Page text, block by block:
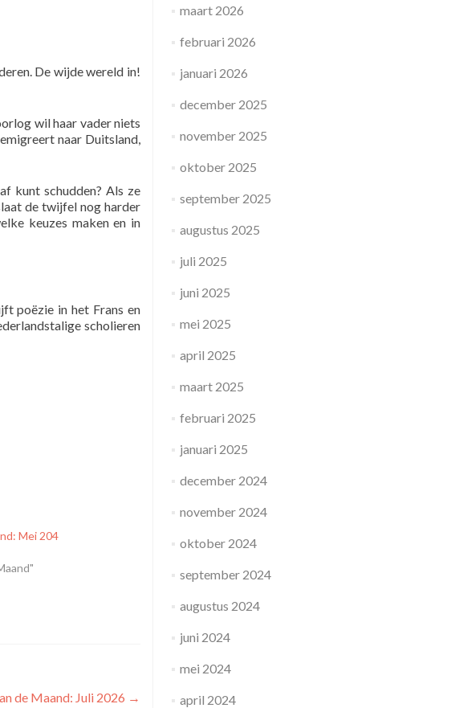
De wijde wereld in!
wil haar vader niets
naar Duitsland,
kunt schudden? Als ze
de twijfel nog harder
keuzes maken en in
poëzie in het Frans en
scholieren
Mei 204
de Maand: Juli 2026 →
maart 2026
februari 2026
januari 2026
december 2025
november 2025
oktober 2025
september 2025
augustus 2025
juli 2025
juni 2025
mei 2025
april 2025
maart 2025
februari 2025
januari 2025
december 2024
november 2024
oktober 2024
september 2024
augustus 2024
juni 2024
mei 2024
april 2024